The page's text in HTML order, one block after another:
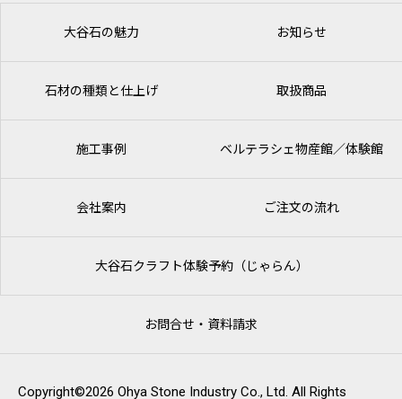
大谷石の魅力 お知らせ
石材の種類と仕上げ 取扱商品
施工事例 ベルテラシェ物産館／体験館
会社案内 ご注文の流れ
大谷石クラフト体験予約（じゃらん）
お問合せ・資料請求
Copyright©2026 Ohya Stone Industry Co., Ltd. All Rights